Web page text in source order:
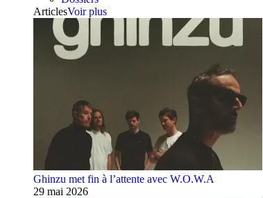
ArticlesVoir plus
Ghinzu met fin à l’attente avec W.O.W.A
29 mai 2026